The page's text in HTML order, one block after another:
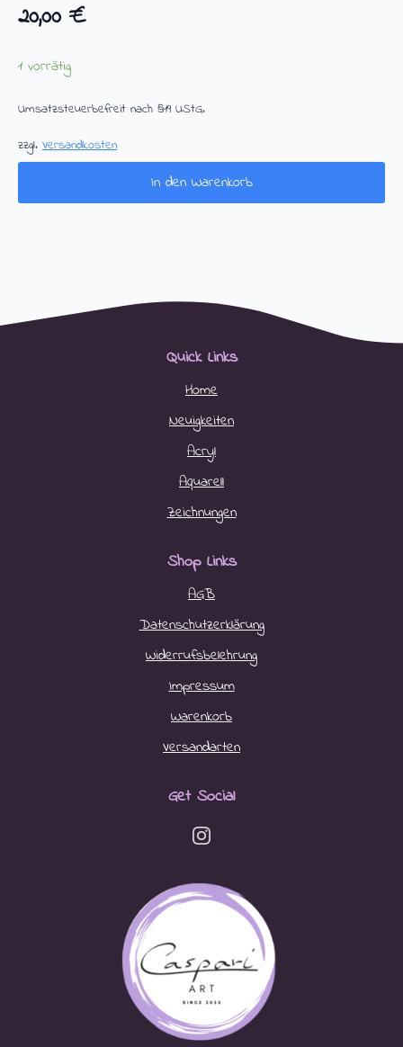
20,00 €
1 vorrätig
Umsatzsteuerbefreit nach §19 UStG.
zzgl. Versandkosten
In den Warenkorb
Quick Links
Home
Neuigkeiten
Acryl
Aquarell
Zeichnungen
Shop Links
AGB
Datenschutzerklärung
Widerrufsbelehrung
Impressum
Warenkorb
Versandarten
Get Social